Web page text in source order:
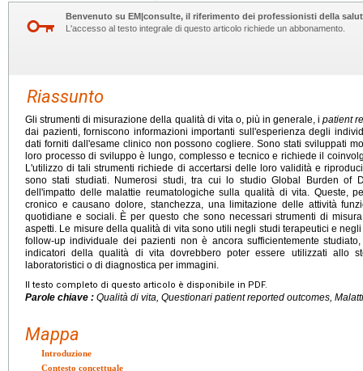
Benvenuto su EM|consulte, il riferimento dei professionisti della
L'accesso al testo integrale di questo articolo richiede un abbonamento.
Riassunto
Gli strumenti di misurazione della qualità di vita o, più in generale, ipatient
dai pazienti, forniscono informazioni importanti sull'esperienza degli
dati forniti dall'esame clinico non possono cogliere. Sono stati sviluppati
loro processo di sviluppo è lungo, complesso e tecnico e richiede il
L'utilizzo di tali strumenti richiede di accertarsi delle loro validità e
sono stati studiati. Numerosi studi, tra cui lo studio Global Burden of
dell'impatto delle malattie reumatologiche sulla qualità di vita. Queste,
cronico e causano dolore, stanchezza, una limitazione delle attività
quotidiane e sociali. È per questo che sono necessari strumenti di
aspetti. Le misure della qualità di vita sono utili negli studi terapeutici e
follow-up individuale dei pazienti non è ancora sufficientemente
indicatori della qualità di vita dovrebbero poter essere utilizzati allo
laboratoristici o di diagnostica per immagini.
Il testo completo di questo articolo è disponibile in PDF.
Parole chiave : Qualità di vita, Questionari patient reported outcomes,
Mappa
Introduzione
Contesto concettuale